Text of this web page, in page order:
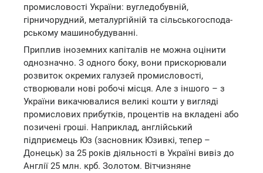
промисловості України: вугледобувній,
гірничорудний, металургійній та сільськогоспода-
рському машинобудуванні.
Приплив іноземних капіталів не можна оцінити
однозначно. З одного боку, вони прискорювали
розвиток окремих галузей промисловості,
створювали нові робочі місця. Але з іншого – з
України викачювалися великі кошти у вигляді
промислових прибутків, процентів на вкладені або
позичені гроші. Наприклад, англійський
підприємець Юз (засновник Юзивкі, тепер –
Донецьк) за 25 років діяльності в Україні вивіз до
Англії 25 млн. крб. Золотом. Вітчизняне